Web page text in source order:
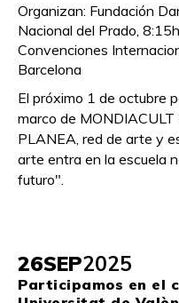
Organizan: Fundación
Nacional del Prado,
Convenciones
Barcelona
El próximo 1 de octubre
marco de
PLANEA, red de arte y
arte entra en la escuela
futuro".
26SEP2025
Participamos en el